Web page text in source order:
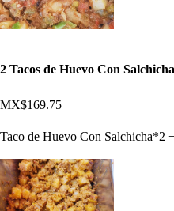
2 Tacos de Huevo Con
MX$169.75
Taco de Huevo Con Salchicha*2